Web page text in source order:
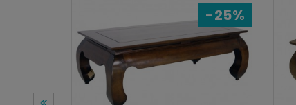
-25%